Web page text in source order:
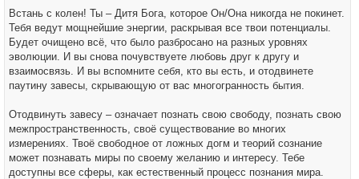
Встань с колен! Ты – Дитя Бога, которое Он/Она никогда не покинет.
Тебя ведут мощнейшие энергии, раскрывая все твои потенциалы.
Будет очищено всё, что было разбросано на разных уровнях
эволюции. И вы снова почувствуете любовь друг к другу и
взаимосвязь. И вы вспомните себя, кто вы есть, и отодвинете
паутину завесы, скрывающую от вас многогранность бытия.
Отодвинуть завесу – означает познать свою свободу, познать свою
межпространственность, своё существование во многих
измерениях. Твоё свободное от ложных догм и теорий сознание
может познавать миры по своему желанию и интересу. Тебе
доступны все сферы, как естественный процесс познания мира.